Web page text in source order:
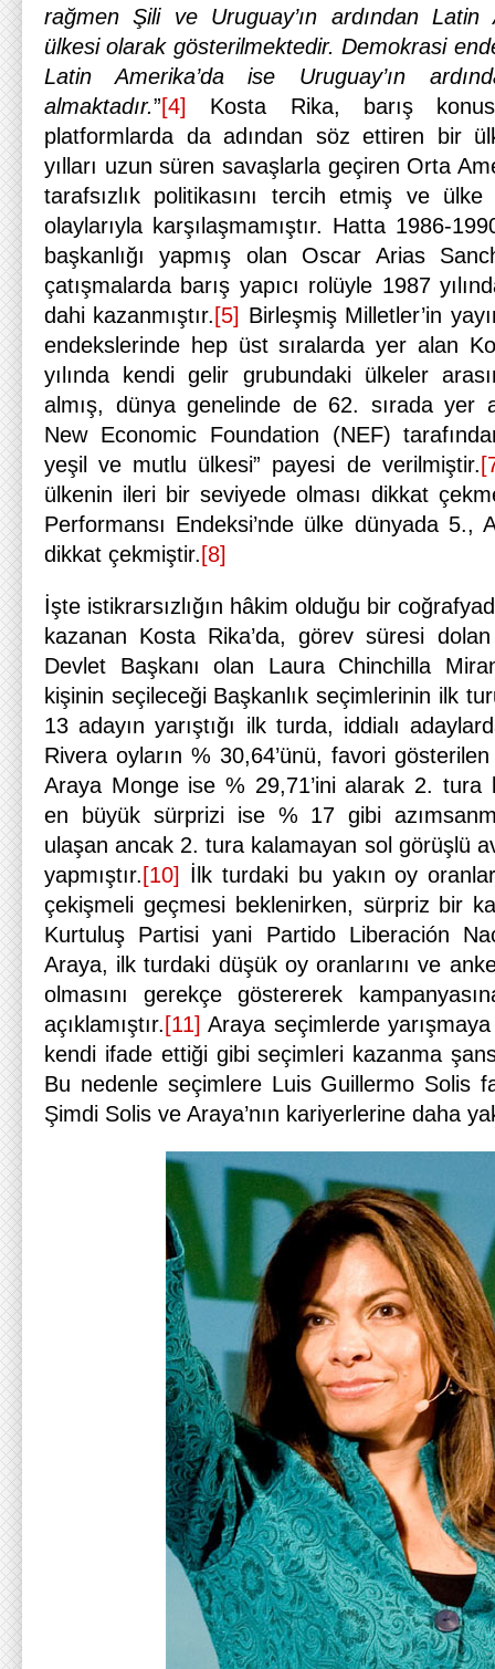
rağmen Şili ve Uruguay’ın ardından Latin
ülkesi olarak gösterilmektedir. Demokrasi
Latin Amerika’da ise Uruguay’ın
almaktadır.”[4]
Kosta Rika, barış
platformlarda da adından söz ettiren bir
yılları uzun süren savaşlarla geçiren Orta
tarafsızlık politikasını tercih etmiş ve
olaylarıyla karşılaşmamıştır. Hatta 1986-
başkanlığı yapmış olan Oscar Arias
çatışmalarda barış yapıcı rolüyle 1987
dahi kazanmıştır. [5] Birleşmiş Milletler’in
endekslerinde hep üst sıralarda yer alan
yılında kendi gelir grubundaki ülkeler
almış, dünya genelinde de 62. sırada yer
New Economic Foundation (NEF)
yeşil ve mutlu ülkesi” payesi de verilmiştir.
ülkenin ileri bir seviyede olması dikkat
Performansı Endeksi’nde ülke dünyada 5.,
dikkat çekmiştir. [8]
İşte istikrarsızlığın hâkim olduğu bir
kazanan Kosta Rika’da, görev süresi
Devlet Başkanı olan Laura Chinchilla
kişinin seçileceği Başkanlık seçimlerinin ilk
13 adayın yarıştığı ilk turda, iddialı
Rivera oyların % 30,64’ünü, favori
Araya Monge ise % 29,71’ini alarak 2. tura
en büyük sürprizi ise % 17 gibi
ulaşan ancak 2. tura kalamayan sol görüşlü
yapmıştır. [10] İlk turdaki bu yakın oy
çekişmeli geçmesi beklenirken, sürpriz bir
Kurtuluş Partisi yani Partido Liberación
Araya, ilk turdaki düşük oy oranlarını ve
olmasını gerekçe göstererek
açıklamıştır. [11] Araya seçimlerde
kendi ifade ettiği gibi seçimleri kazanma
Bu nedenle seçimlere Luis Guillermo Solis
Şimdi Solis ve Araya’nın kariyerlerine daha